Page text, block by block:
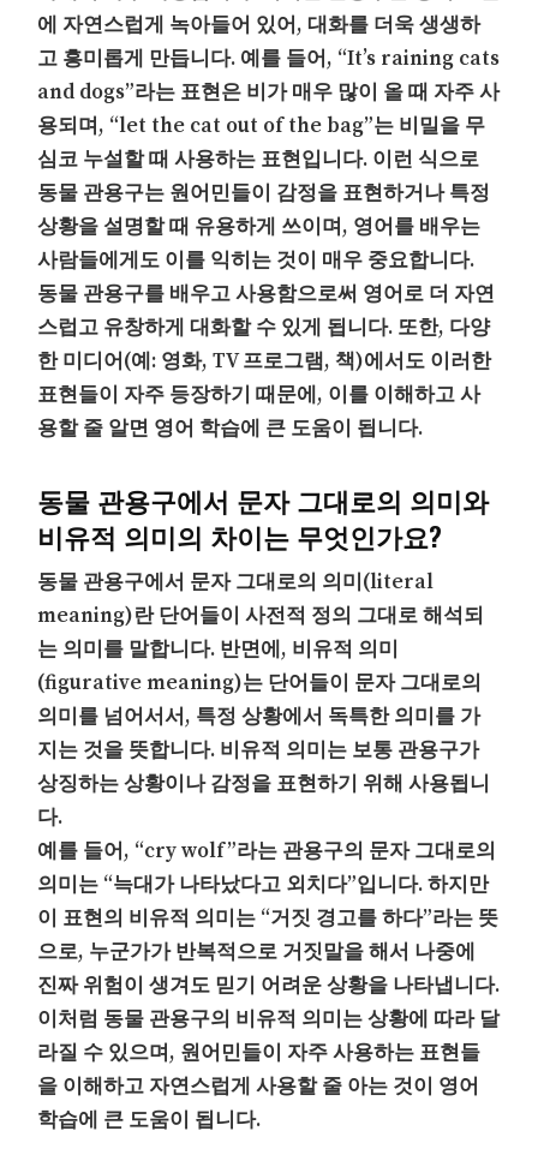
에 자연스럽게 녹아들어 있어, 대화를 더욱 생생하
고 흥미롭게 만듭니다. 예를 들어, “It’s raining cats
and dogs”라는 표현은 비가 매우 많이 올 때 자주 사
용되며, “let the cat out of the bag”는 비밀을 무
심코 누설할 때 사용하는 표현입니다. 이런 식으로
동물 관용구는 원어민들이 감정을 표현하거나 특정
상황을 설명할 때 유용하게 쓰이며, 영어를 배우는
사람들에게도 이를 익히는 것이 매우 중요합니다.
동물 관용구를 배우고 사용함으로써 영어로 더 자연
스럽고 유창하게 대화할 수 있게 됩니다. 또한, 다양
한 미디어(예: 영화, TV 프로그램, 책)에서도 이러한
표현들이 자주 등장하기 때문에, 이를 이해하고 사
용할 줄 알면 영어 학습에 큰 도움이 됩니다.
동물 관용구에서 문자 그대로의 의미와
비유적 의미의 차이는 무엇인가요?
동물 관용구에서 문자 그대로의 의미(literal
meaning)란 단어들이 사전적 정의 그대로 해석되
는 의미를 말합니다. 반면에, 비유적 의미
(figurative meaning)는 단어들이 문자 그대로의
의미를 넘어서서, 특정 상황에서 독특한 의미를 가
지는 것을 뜻합니다. 비유적 의미는 보통 관용구가
상징하는 상황이나 감정을 표현하기 위해 사용됩니
다.
예를 들어, “cry wolf”라는 관용구의 문자 그대로의
의미는 “늑대가 나타났다고 외치다”입니다. 하지만
이 표현의 비유적 의미는 “거짓 경고를 하다”라는 뜻
으로, 누군가가 반복적으로 거짓말을 해서 나중에
진짜 위험이 생겨도 믿기 어려운 상황을 나타냅니다.
이처럼 동물 관용구의 비유적 의미는 상황에 따라 달
라질 수 있으며, 원어민들이 자주 사용하는 표현들
을 이해하고 자연스럽게 사용할 줄 아는 것이 영어
학습에 큰 도움이 됩니다.